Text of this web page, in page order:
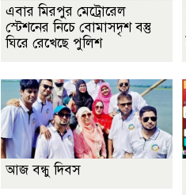
এবার মিরপুর মেট্রোরেল
স্টেশনের নিচে বোমাসদৃশ বস্তু
ঘিরে রেখেছে পুলিশ
আজ বন্ধু দিবস